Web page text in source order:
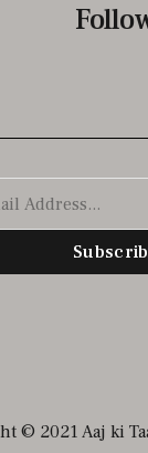
© 2021 Aaj ki